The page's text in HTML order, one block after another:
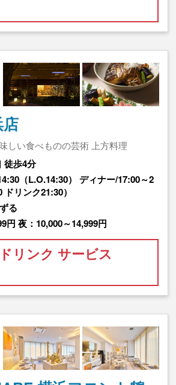
しい食べものの芸術 上方料理
徒歩4分
（L.O.14:30） ディナー/17:00～2
リンク21:30）
る
円 夜：10,000～14,999円
リンク サービス